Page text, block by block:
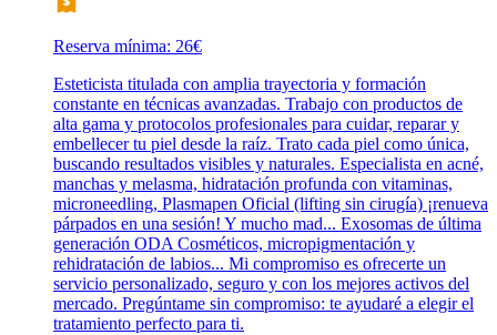
Reserva mínima: 26€
Esteticista titulada con amplia trayectoria y formación
constante en técnicas avanzadas. Trabajo con productos de
alta gama y protocolos profesionales para cuidar, reparar y
embellecer tu piel desde la raíz. Trato cada piel como única,
buscando resultados visibles y naturales. Especialista en acné,
manchas y melasma, hidratación profunda con vitaminas,
microneedling, Plasmapen Oficial (lifting sin cirugía) ¡renueva
párpados en una sesión! Y mucho mad... Exosomas de última
generación ODA Cosméticos, micropigmentación y
rehidratación de labios... Mi compromiso es ofrecerte un
servicio personalizado, seguro y con los mejores activos del
mercado. Pregúntame sin compromiso: te ayudaré a elegir el
tratamiento perfecto para ti.